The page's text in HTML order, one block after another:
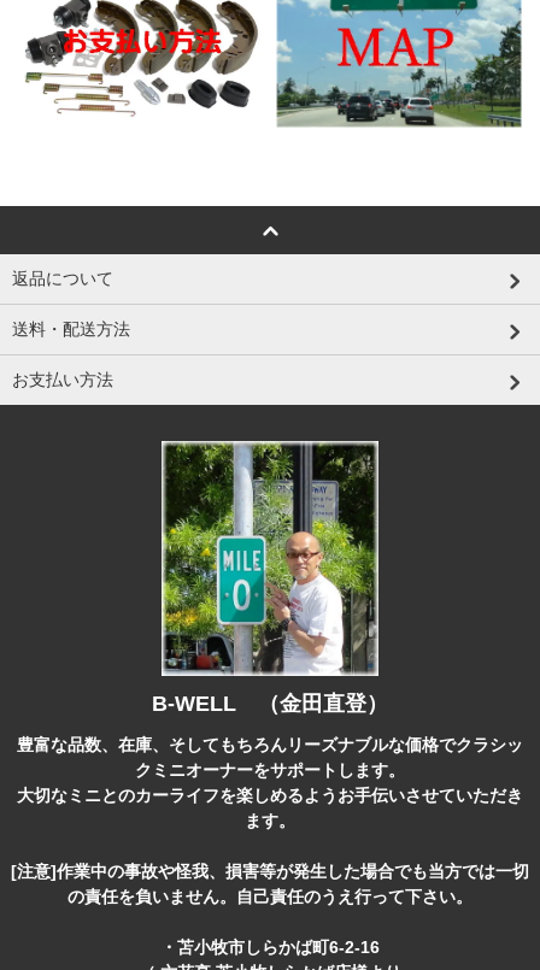
返品について
送料・配送方法
お支払い方法
B-WELL （金田直登）
豊富な品数、在庫、そしてもちろんリーズナブルな価格でクラシッ
クミニオーナーをサポートします。
大切なミニとのカーライフを楽しめるようお手伝いさせていただき
ます。
[注意]作業中の事故や怪我、損害等が発生した場合でも当方では一切
の責任を負いません。自己責任のうえ行って下さい。
・苫小牧市しらかば町6-2-16